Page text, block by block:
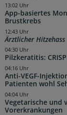
App-basiertes
Brustkrebs
13:02 Uhr
Ärztlicher Hitzehass
12:43 Uhr
Pilzkeratitis:
04:30 Uhr
Anti-VEGF-
Patienten wohl
04:16 Uhr
Vegetarische und
Vorerkrankungen
04:04 Uhr